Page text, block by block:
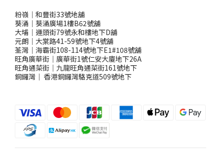
粉嶺｜和豐街33號地舖
葵涌｜葵涌廣場1樓B62號舖
大埔｜運頭街79號永和樓地下D舖
元朗｜大棠路41-59號地下4號舖
荃灣｜海霸街108-114號地下E1#108號舖
旺角廣華街｜廣華街1號仁安大廈地下26A
旺角通菜街｜九龍旺角通菜街161號地下
銅鑼灣 ｜ 香港銅鑼灣駱克道509號地下